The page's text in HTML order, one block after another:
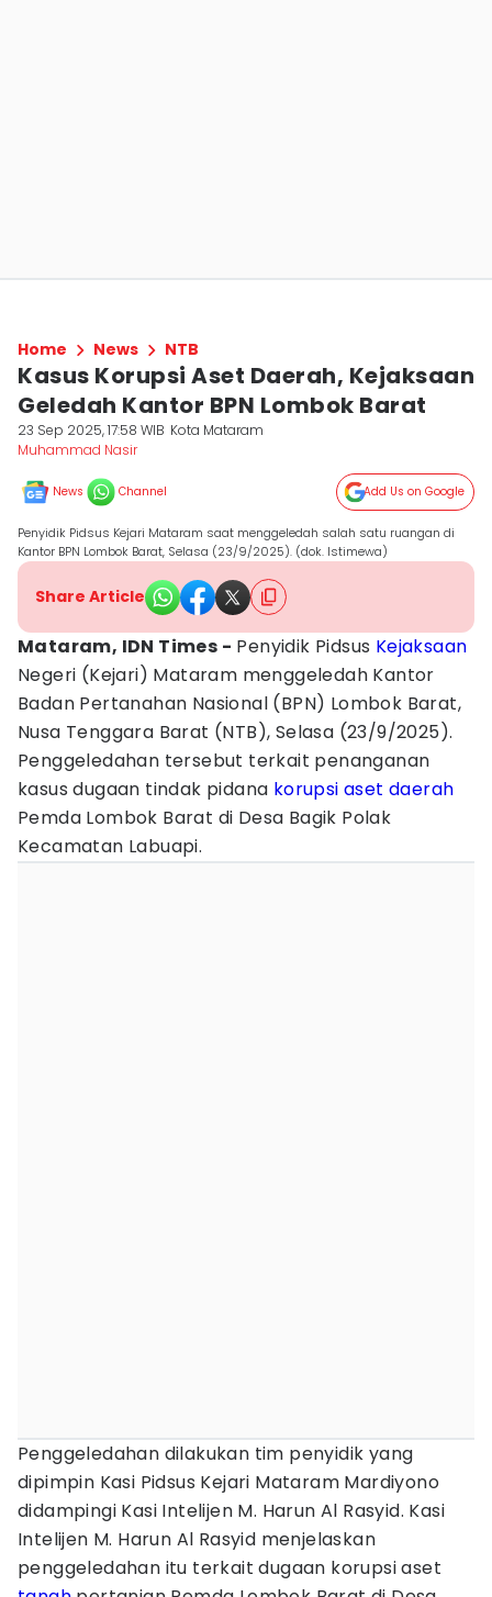
Home News NTB
Kasus Korupsi Aset Daerah, Kejaksaan
Geledah Kantor BPN Lombok Barat
23 Sep 2025, 17:58 WIB Kota Mataram
Muhammad Nasir
News Channel Add Us on Google
Penyidik Pidsus Kejari Mataram saat menggeledah salah satu ruangan di
Kantor BPN Lombok Barat, Selasa (23/9/2025). (dok. Istimewa)
Share Article
Mataram, IDN Times - Penyidik Pidsus Kejaksaan
Negeri (Kejari) Mataram menggeledah Kantor
Badan Pertanahan Nasional (BPN) Lombok Barat,
Nusa Tenggara Barat (NTB), Selasa (23/9/2025).
Penggeledahan tersebut terkait penanganan
kasus dugaan tindak pidana korupsi aset daerah
Pemda Lombok Barat di Desa Bagik Polak
Kecamatan Labuapi.
Penggeledahan dilakukan tim penyidik yang
dipimpin Kasi Pidsus Kejari Mataram Mardiyono
didampingi Kasi Intelijen M. Harun Al Rasyid. Kasi
Intelijen M. Harun Al Rasyid menjelaskan
penggeledahan itu terkait dugaan korupsi aset